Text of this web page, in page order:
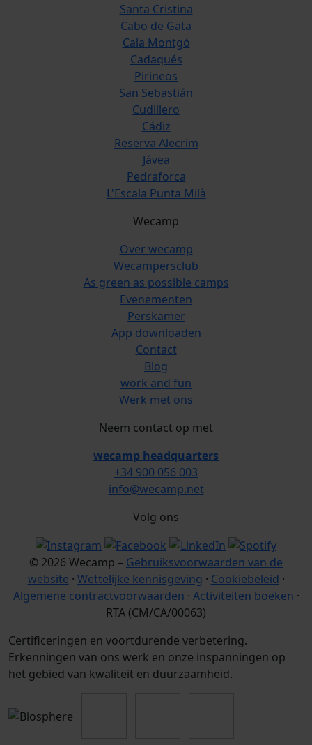
Santa Cristina
Cabo de Gata
Cala Montgó
Cadaqués
Pirineos
San Sebastián
Cudillero
Cádiz
Reserva Alecrim
Jávea
Pedraforca
L'Escala Punta Milà
Wecamp
Over wecamp
Wecampersclub
As green as possible camps
Evenementen
Perskamer
App downloaden
Contact
Blog
work and fun
Werk met ons
Neem contact op met
wecamp headquarters
+34 900 056 003
info@wecamp.net
Volg ons
© 2026 Wecamp – Gebruiksvoorwaarden van de
website · Wettelijke kennisgeving · Cookiebeleid ·
Algemene contractvoorwaarden · Activiteiten boeken ·
RTA (CM/CA/00063)
Certificeringen en voortdurende verbetering.
Erkenningen van ons werk en onze inspanningen op
het gebied van kwaliteit en duurzaamheid.